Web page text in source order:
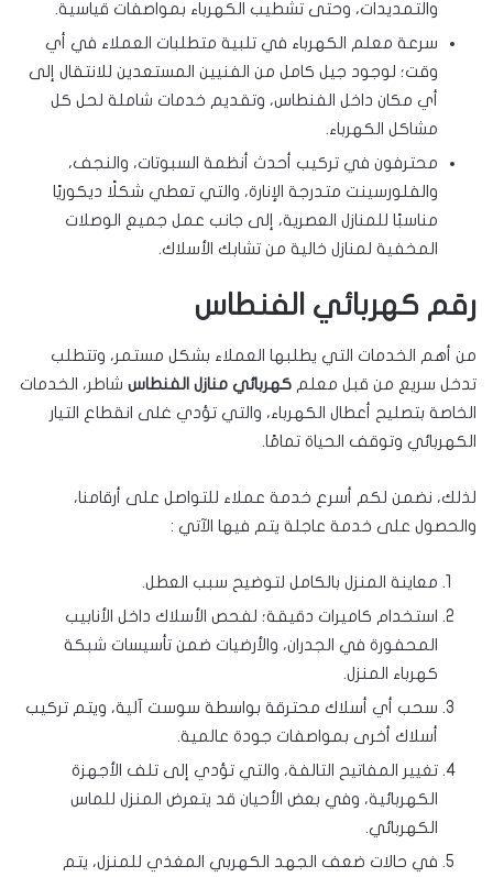
والتمديدات، وحتى تشطيب الكهرباء بمواصفات قياسية.
سرعة معلم الكهرباء في تلبية متطلبات العملاء في أي
وقت؛ لوجود جيل كامل من الفنيين المستعدين للانتقال إلى
أي مكان داخل الفنطاس، وتقديم خدمات شاملة لحل كل
مشاكل الكهرباء.
محترفون في تركيب أحدث أنظمة السبوتات، والنجف،
والفلورسينت متدرجة الإنارة، والتي تعطي شكلًا ديكوريًا
مناسبًا للمنازل العصرية، إلى جانب عمل جميع الوصلات
المخفية لمنازل خالية من تشابك الأسلاك.
رقم كهربائي الفنطاس
من أهم الخدمات التي يطلبها العملاء بشكل مستمر، وتتطلب
تدخل سريع من قبل معلم كهربائي منازل الفنطاس شاطر، الخدمات
الخاصة بتصليح أعطال الكهرباء، والتي تؤدي غلى انقطاع التيار
الكهربائي وتوقف الحياة تمامًا.
لذلك، نضمن لكم أسرع خدمة عملاء للتواصل على أرقامنا،
والحصول على خدمة عاجلة يتم فيها الآتي :
معاينة المنزل بالكامل لتوضيح سبب العطل.
استخدام كاميرات دقيقة؛ لفحص الأسلاك داخل الأنابيب
المحفورة في الجدران، والأرضيات ضمن تأسيسات شبكة
كهرباء المنزل.
سحب أي أسلاك محترقة بواسطة سوست آلية، ويتم تركيب
أسلاك أخرى بمواصفات جودة عالمية.
تغيير المفاتيح التالفة، والتي تؤدي إلى تلف الأجهزة
الكهربائية، وفي بعض الأحيان قد يتعرض المنزل للماس
الكهربائي.
في حالات ضعف الجهد الكهربي المغذي للمنزل، يتم